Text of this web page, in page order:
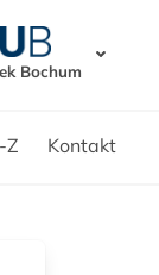
Bochum
Z Kontakt